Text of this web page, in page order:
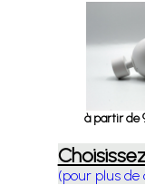
à partir de
(pour plus de